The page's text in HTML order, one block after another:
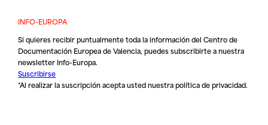
INFO-EUROPA
Si quieres recibir puntualmente toda la información del Centro de
Documentación Europea de Valencia, puedes subscribirte a nuestra
newsletter Info-Europa.
Suscribirse
*Al realizar la suscripción acepta usted nuestrapolítica de privacidad.